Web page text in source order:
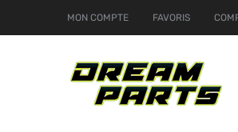
MON COMPTE FAVORIS